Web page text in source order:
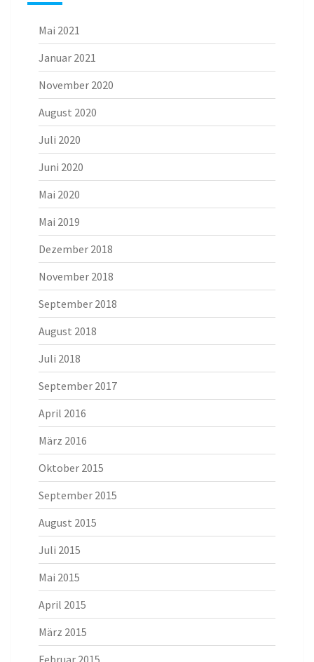
Mai 2021
Januar 2021
November 2020
August 2020
Juli 2020
Juni 2020
Mai 2020
Mai 2019
Dezember 2018
November 2018
September 2018
August 2018
Juli 2018
September 2017
April 2016
März 2016
Oktober 2015
September 2015
August 2015
Juli 2015
Mai 2015
April 2015
März 2015
Februar 2015